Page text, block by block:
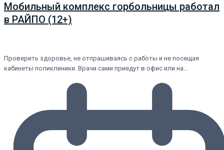
Мобильный комплекс горбольницы работал
в РАЙПО (12+)
Проверить здоровье, не отпрашиваясь с работы и не посещая
кабинеты поликлиники. Врачи сами приедут в офис или на…